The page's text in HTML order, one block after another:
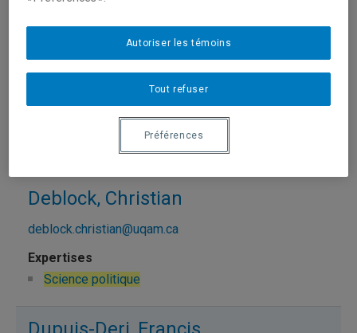
David, Charles-Philippe
Science politique
Deblock, Christian
deblock.christian@uqam.ca
Science politique
Tout refuser
Autoriser les témoins
Préférences